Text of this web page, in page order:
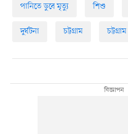
পানিতে ডুবে মৃত্যু শিশু
দুর্ঘটনা চট্টগ্রাম